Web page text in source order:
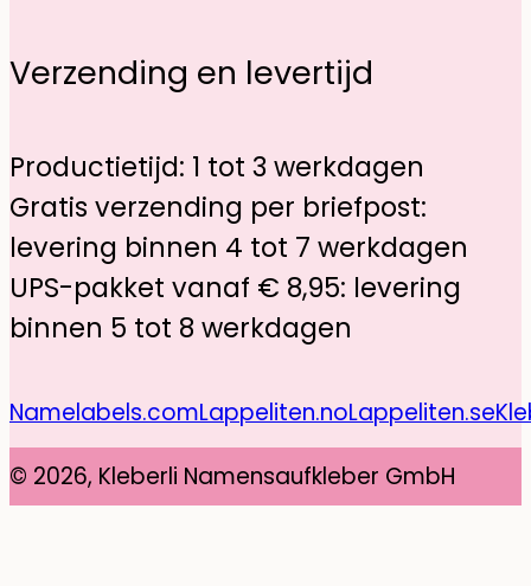
Verzending en levertijd
Productietijd: 1 tot 3 werkdagen
Gratis verzending per briefpost:
levering binnen 4 tot 7 werkdagen
UPS-pakket vanaf € 8,95: levering
binnen 5 tot 8 werkdagen
Namelabels.comLappeliten.noLappeliten.se
© 2026, Kleberli Namensaufkleber GmbH